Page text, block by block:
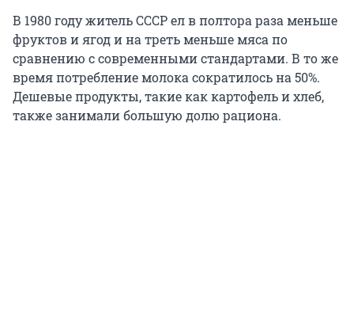
В 1980 году житель СССР ел в полтора раза меньше
фруктов и ягод и на треть меньше мяса по
сравнению с современными стандартами. В то же
время потребление молока сократилось на 50%.
Дешевые продукты, такие как картофель и хлеб,
также занимали большую долю рациона.